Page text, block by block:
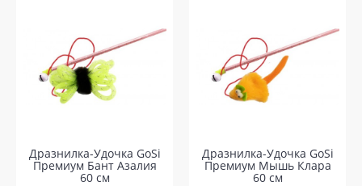
Дразнилка-Удочка GoSi
Премиум Бант Азалия
60 см
Дразнилка-Удочка GoSi
Премиум Мышь Клара
60 см